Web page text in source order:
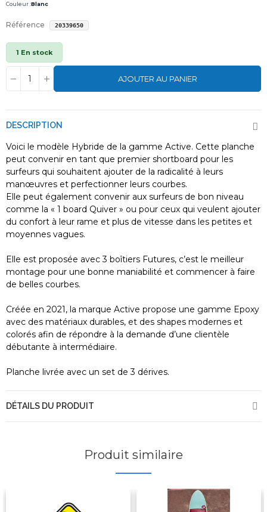
Couleur :Blanc
Référence 20339650
1 En stock
AJOUTER AU PANIER
DESCRIPTION
Voici le modèle Hybride de la gamme Active. Cette planche
peut convenir en tant que premier shortboard pour les
surfeurs qui souhaitent ajouter de la radicalité à leurs
manœuvres et perfectionner leurs courbes.
Elle peut également convenir aux surfeurs de bon niveau
comme la « 1 board Quiver » ou pour ceux qui veulent ajouter
du confort à leur rame et plus de vitesse dans les petites et
moyennes vagues.
Elle est proposée avec 3 boîtiers Futures, c’est le meilleur
montage pour une bonne maniabilité et commencer à faire
de belles courbes.
Créée en 2021, la marque Active propose une gamme Epoxy
avec des matériaux durables, et des shapes modernes et
colorés afin de répondre à la demande d’une clientèle
débutante à intermédiaire.
Planche livrée avec un set de 3 dérives.
DÉTAILS DU PRODUIT
Produit similaire